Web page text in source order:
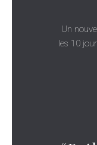
Un
les 10